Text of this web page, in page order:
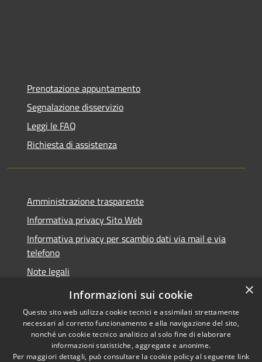
Prenotazione appuntamento
Segnalazione disservizio
Leggi le FAQ
Richiesta di assistenza
Amministrazione trasparente
Informativa privacy Sito Web
Informativa privacy per scambio dati via mail e via
telefono
Note legali
Dichiarazione di accessibilità
Copyright © 2026 • Comune di
×
Informazioni sui cookie
Questo sito web utilizza cookie tecnici e assimilati strettamente
necessari al corretto funzionamento e alla navigazione del sito,
nonché un cookie tecnico analitico al solo fine di elaborare
informazioni statistiche, aggregate e anonime.
Per maggiori dettagli, può consultare la cookie policy al seguente link